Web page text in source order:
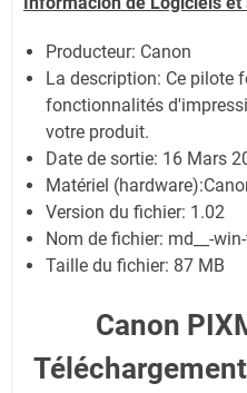
Producteur: Canon
La description: Ce pilote
fonctionnalités
votre produit.
Date de sortie: 16 Mars
Matériel
Version du fichier: 1.02
Nom de fichier: md__-
Taille du fichier: 87 MB
Canon